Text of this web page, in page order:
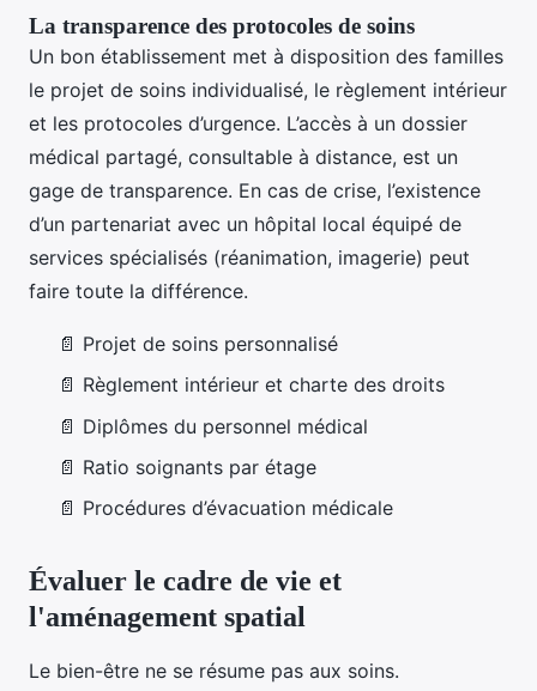
La transparence des protocoles de soins
Un bon établissement met à disposition des familles
le projet de soins individualisé, le règlement intérieur
et les protocoles d’urgence. L’accès à un dossier
médical partagé, consultable à distance, est un
gage de transparence. En cas de crise, l’existence
d’un partenariat avec un hôpital local équipé de
services spécialisés (réanimation, imagerie) peut
faire toute la différence.
📄 Projet de soins personnalisé
📄 Règlement intérieur et charte des droits
📄 Diplômes du personnel médical
📄 Ratio soignants par étage
📄 Procédures d’évacuation médicale
Évaluer le cadre de vie et
l'aménagement spatial
Le bien-être ne se résume pas aux soins.